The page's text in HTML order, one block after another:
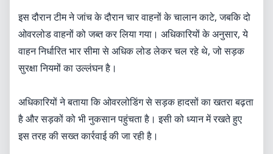
इस दौरान टीम ने जांच के दौरान चार वाहनों के चालान काटे, जबकि दो
ओवरलोड वाहनों को जब्त कर लिया गया। अधिकारियों के अनुसार, ये
वाहन निर्धारित भार सीमा से अधिक लोड लेकर चल रहे थे, जो सड़क
सुरक्षा नियमों का उल्लंघन है।
अधिकारियों ने बताया कि ओवरलोडिंग से सड़क हादसों का खतरा बढ़ता
है और सड़कों को भी नुकसान पहुंचता है। इसी को ध्यान में रखते हुए
इस तरह की सख्त कार्रवाई की जा रही है।